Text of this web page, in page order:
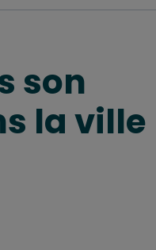
ÉTUDIER
son
la ville